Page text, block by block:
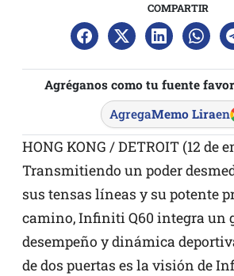
COMPARTIR
Agréganos como tu fuente
AgregaMemo Liraen
HONG KONG / DETROIT (12 de
Transmitiendo un poder
sus tensas líneas y su potente
camino, Infiniti Q60 integra un
desempeño y dinámica
de dos puertas es la visión de